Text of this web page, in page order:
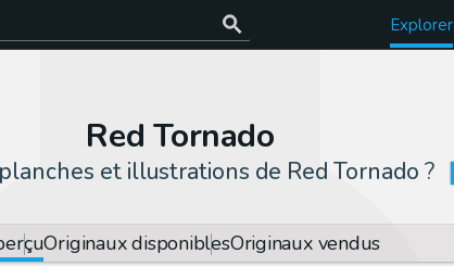
Explorer
Red Tornado
planches et illustrations de Red Tornado ?
Originaux disponiblesOriginaux vendus